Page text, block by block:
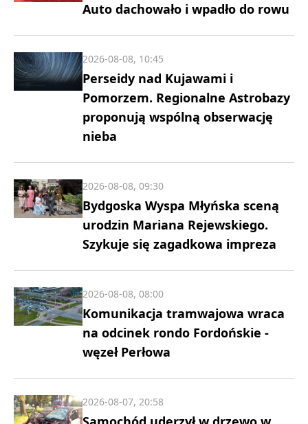
Auto dachowało i wpadło do rowu
Perseidy nad Kujawami i
Pomorzem. Regionalne Astrobazy
proponują wspólną obserwację
nieba
2026-08-08, 10:45
Bydgoska Wyspa Młyńska sceną
urodzin Mariana Rejewskiego.
Szykuje się zagadkowa impreza
2026-08-08, 09:30
Komunikacja tramwajowa wraca
na odcinek rondo Fordońskie -
węzeł Perłowa
2026-08-08, 08:00
2026-08-07, 20:58